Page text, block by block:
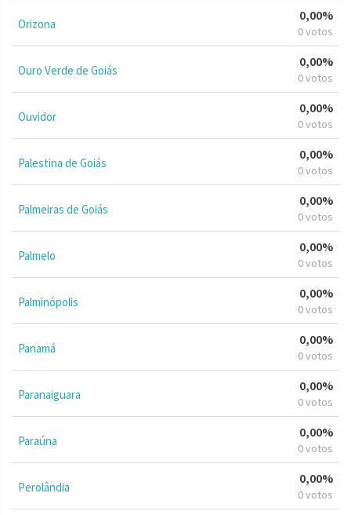
Orizona
0,00%
0 votos
Ouro Verde de Goiás
0,00%
0 votos
Ouvidor
0,00%
0 votos
Palestina de Goiás
0,00%
0 votos
Palmeiras de Goiás
0,00%
0 votos
Palmelo
0,00%
0 votos
Palminópolis
0,00%
0 votos
Panamá
0,00%
0 votos
Paranaiguara
0,00%
0 votos
Paraúna
0,00%
0 votos
Perolândia
0,00%
0 votos